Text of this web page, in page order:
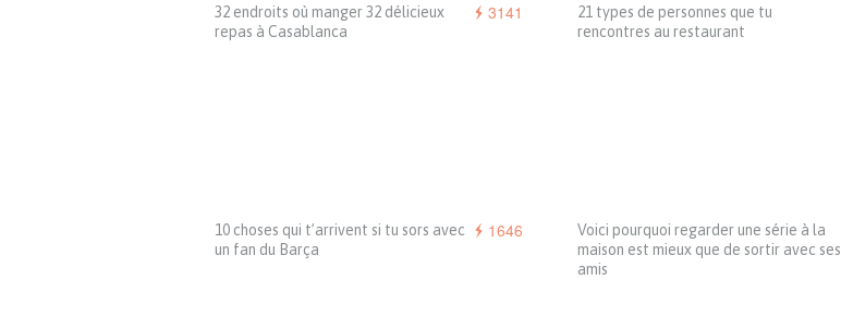
3141
32 endroits où manger 32 délicieux
repas à Casablanca
21 types de personnes que tu
rencontres au restaurant
1646
10 choses qui t’arrivent si tu sors avec
un fan du Barça
Voici pourquoi regarder une série à la
maison est mieux que de sortir avec ses
amis